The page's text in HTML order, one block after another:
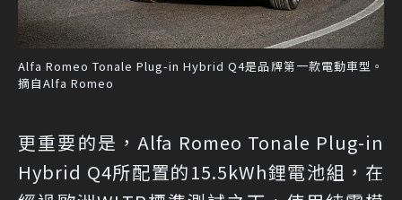
Alfa Romeo Tonale Plug-in Hybrid Q4是品牌第一款電動車型。
摘自Alfa Romeo
更重要的是，Alfa Romeo Tonale Plug-in
Hybrid Q4所配置的15.5kWh鋰電池組，在